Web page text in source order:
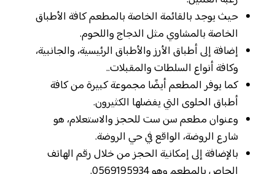
حيث يوجد بالقائمة الخاصة بالمطعم كافة الأطباق
الخاصة بالمشاوي مثل الدجاج واللحوم.
إضافة إلى أطباق الأرز والأطباق الرئيسية، والجانبية،
وكافة أنواع السلطات والمقبلات..
كما يوفر المطعم أيضًا مجموعة كبيرة من كافة
أطباق الحلوى التي يفضلها الكثيرون.
وعنوان مطعم سن ست للحجز والاستعلام، هو
شارع الروضة، الواقع في حي الروضة.
بالإضافة إلى إمكانية الحجز من خلال رقم الهاتف